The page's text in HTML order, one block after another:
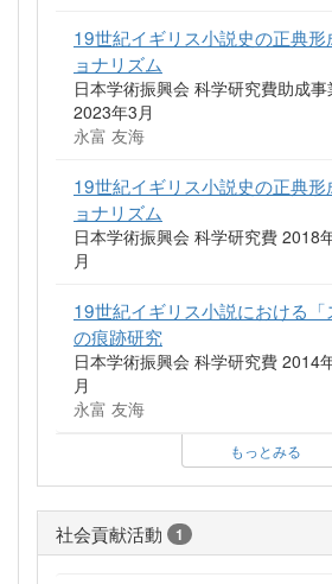
19世紀イギリス小説史の正典
ョナリズム
日本学術振興会 科学研究費助成
2023年3月
永富 友海
19世紀イギリス小説史の正典
ョナリズム
日本学術振興会 科学研究費 2018
月
19世紀イギリス小説における「
の痕跡研究
日本学術振興会 科学研究費 2014
月
永富 友海
もっとみる
社会貢献活動 1